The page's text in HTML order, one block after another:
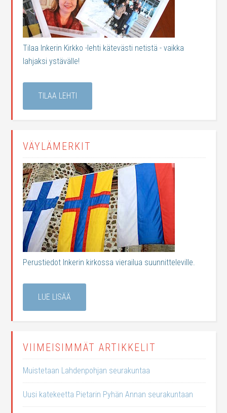
Tilaa Inkerin Kirkko -lehti kätevästi netistä - vaikka
lahjaksi ystävälle!
TILAA LEHTI
VÄYLÄMERKIT
Perustiedot Inkerin kirkossa vierailua suunnitteleville.
LUE LISÄÄ
VIIMEISIMMÄT ARTIKKELIT
Muistetaan Lahdenpohjan seurakuntaa
Uusi katekeetta Pietarin Pyhän Annan seurakuntaan